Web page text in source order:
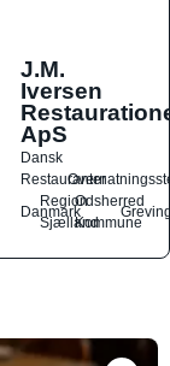
J.M.
Iversen
ApS
Dansk
Restauranter
Danmark
Region
Sjælland
Odsherred
Kommune